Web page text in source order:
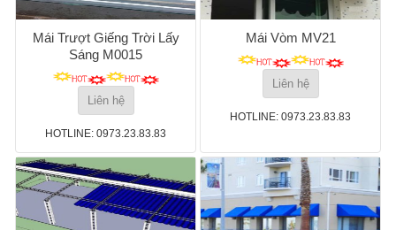
Mái Trượt Giếng Trời Lấy
Sáng M0015
Liên hệ
HOTLINE: 0973.23.83.83
Mái Vòm MV21
Liên hệ
HOTLINE: 0973.23.83.83